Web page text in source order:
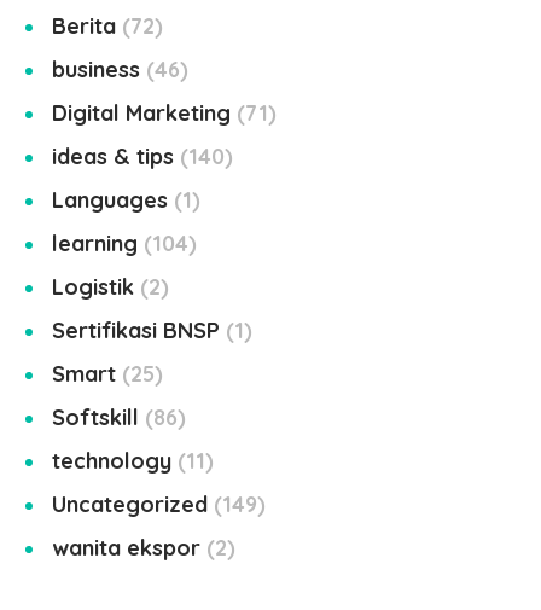
Berita 72
business 46
Digital Marketing
71
ideas & tips
140
Languages
1
learning
104
Logistik 2
Sertifikasi BNSP
1
Smart 25
Softskill
86
technology 11
Uncategorized 149
wanita ekspor 2